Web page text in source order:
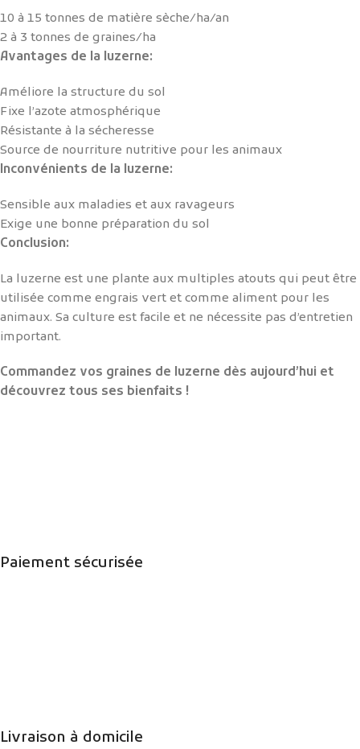
10 à 15 tonnes de matière sèche/ha/an
2 à 3 tonnes de graines/ha
Avantages de la luzerne:
Améliore la structure du sol
Fixe l’azote atmosphérique
Résistante à la sécheresse
Source de nourriture nutritive pour les animaux
Inconvénients de la luzerne:
Sensible aux maladies et aux ravageurs
Exige une bonne préparation du sol
Conclusion:
La luzerne est une plante aux multiples atouts qui peut être
utilisée comme engrais vert et comme aliment pour les
animaux. Sa culture est facile et ne nécessite pas d’entretien
important.
Commandez vos graines de luzerne dès aujourd’hui et
découvrez tous ses bienfaits !
Paiement sécurisée
Livraison à domicile